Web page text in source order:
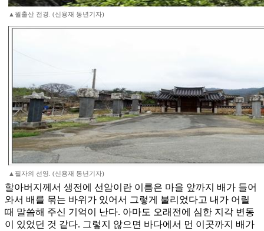
▲월출산 전경. (신용재 동년기자)
▲필자의 선영. (신용재 동년기자)
할아버지께서 생전에 선암이란 이름은 마을 앞까지 배가 들어
와서 배를 묶는 바위가 있어서 그렇게 불리었다고 내가 어릴
때 말씀해 주신 기억이 난다. 아마도 오래전에 심한 지각 변동
이 있었던 것 같다. 그렇지 않으면 바다에서 먼 이곳까지 배가